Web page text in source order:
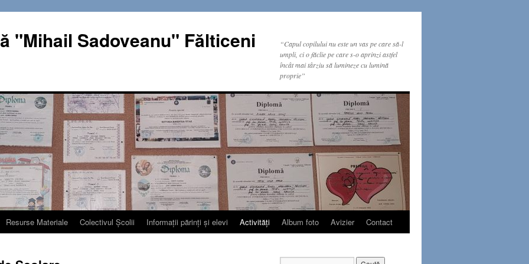
"Mihail Sadoveanu" Fălticeni
“Capul copilului nu este un vas pe care să-l
umpli, ci o făclie pe care s-o aprinzi astfel
încât mai târziu să lumineze cu lumină
proprie”
Resurse Materiale Colectivul Școlii Informații părinți și elevi Activităţi Album foto Avizier Contact